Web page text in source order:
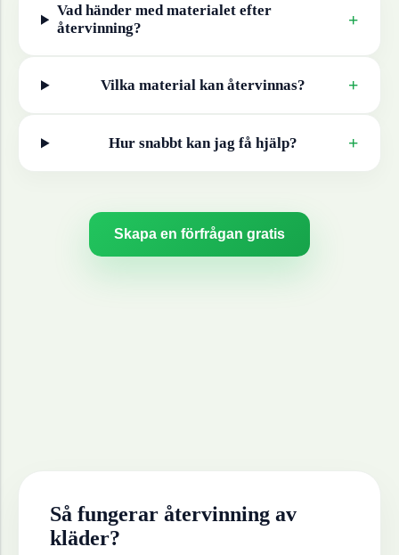
Vad händer med materialet efter
återvinning?
+
Vilka material kan återvinnas? +
Hur snabbt kan jag få hjälp? +
Skapa en förfrågan gratis
Så fungerar återvinning av
kläder?